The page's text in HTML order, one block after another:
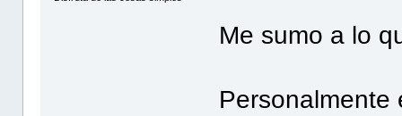
Me sumo a lo
Personalmente